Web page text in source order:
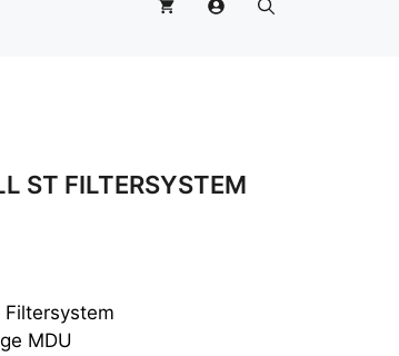
ST FILTERSYSTEM
Filtersystem
MDU